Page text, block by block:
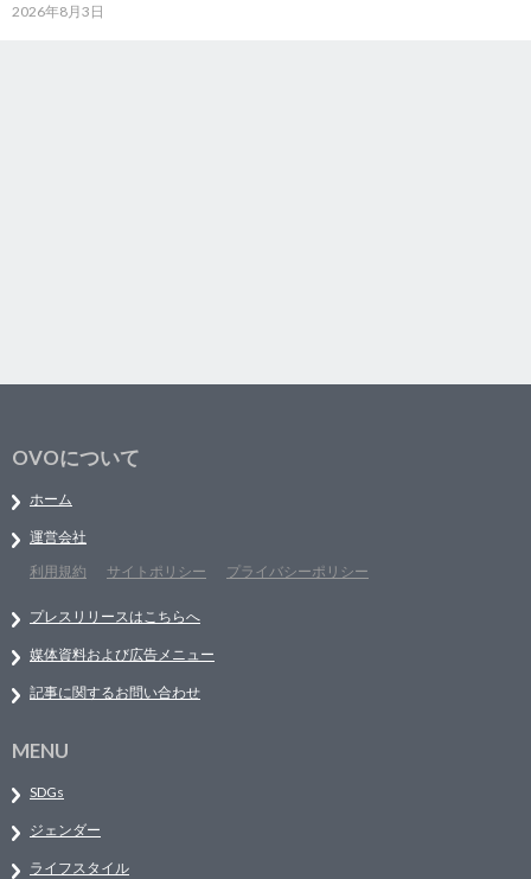
2026年8月3日
OVOについて
ホーム
運営会社
利用規約
サイトポリシー プライバシーポリシー
プレスリリースはこちらへ
媒体資料および広告メニュー
記事に関するお問い合わせ
MENU
SDGs
ジェンダー
ライフスタイル